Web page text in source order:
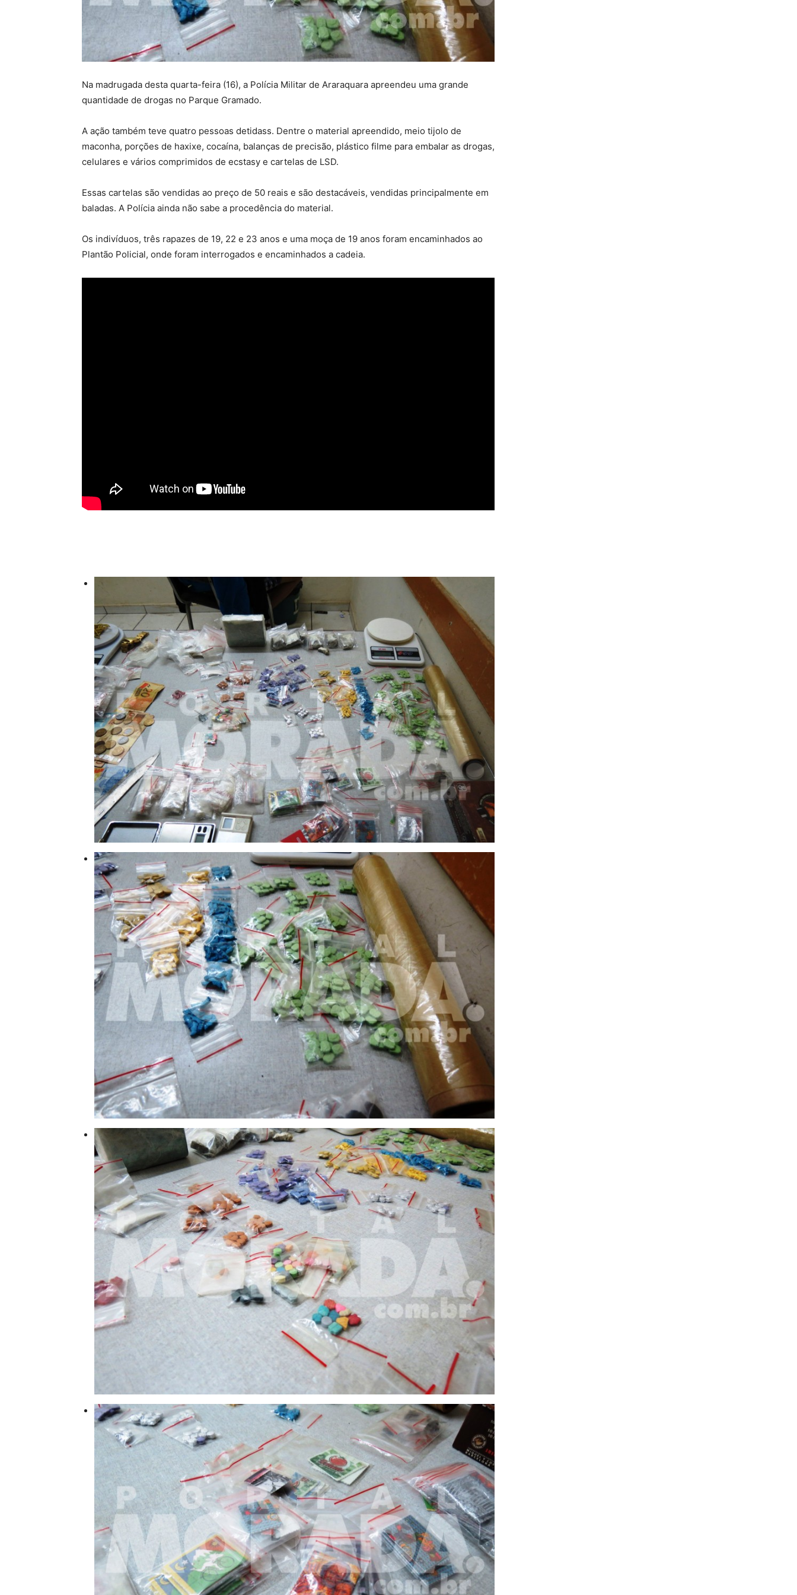
Na madrugada desta quarta-feira (16), a Polícia Militar de Araraquara apreendeu uma grande
quantidade de drogas no Parque Gramado.
A ação também teve quatro pessoas detidass. Dentre o material apreendido, meio tijolo de
maconha, porções de haxixe, cocaína, balanças de precisão, plástico filme para embalar as drogas,
celulares e vários comprimidos de ecstasy e cartelas de LSD.
Essas cartelas são vendidas ao preço de 50 reais e são destacáveis, vendidas principalmente em
baladas. A Polícia ainda não sabe a procedência do material.
Os indivíduos, três rapazes de 19, 22 e 23 anos e uma moça de 19 anos foram encaminhados ao
Plantão Policial, onde foram interrogados e encaminhados a cadeia.